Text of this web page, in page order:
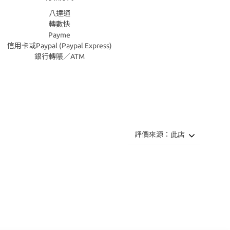
八達通
轉數快
Payme
信用卡或Paypal (Paypal Express)
銀行轉賬／ATM